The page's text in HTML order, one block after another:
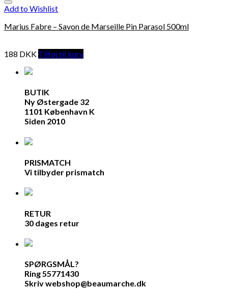
Add to Wishlist
Marius Fabre – Savon de Marseille Pin Parasol 500ml
188 DKK Tilføj til kurv
BUTIK
Ny Østergade 32
1101 København K
Siden 2010
PRISMATCH
Vi tilbyder prismatch
RETUR
30 dages retur
SPØRGSMÅL?
Ring 55771430
Skriv webshop@beaumarche.dk